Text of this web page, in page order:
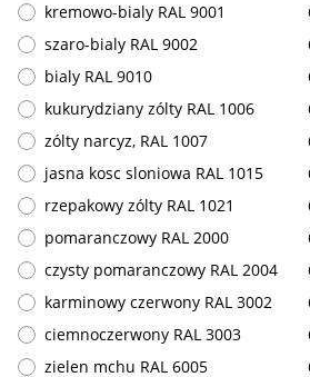
kremowo-bialy RAL 9001
szaro-bialy RAL 9002
bialy RAL 9010
kukurydziany zólty RAL 1006
zólty narcyz, RAL 1007
jasna kosc sloniowa RAL 1015
rzepakowy zólty RAL 1021
pomaranczowy RAL 2000
czysty pomaranczowy RAL 2004
karminowy czerwony RAL 3002
ciemnoczerwony RAL 3003
zielen mchu RAL 6005